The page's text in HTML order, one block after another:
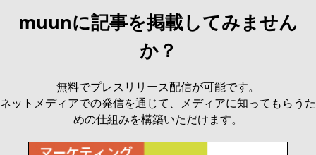
muunに記事を掲載してみません
か？
無料でプレスリリース配信が可能です。
ネットメディアでの発信を通じて、メディアに知ってもらうた
めの仕組みを構築いただけます。